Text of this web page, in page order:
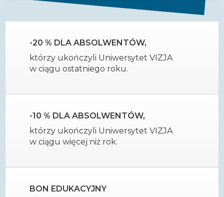
-20 % DLA ABSOLWENTÓW,
którzy ukończyli Uniwersytet VIZJA
w ciągu ostatniego roku.
-10 % DLA ABSOLWENTÓW,
którzy ukończyli Uniwersytet VIZJA
w ciągu więcej niż rok.
BON EDUKACYJNY